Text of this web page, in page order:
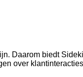
Daarom biedt
over